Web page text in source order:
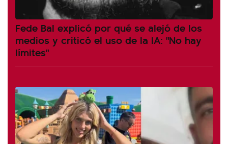
Fede Bal explicó por qué se alejó de los
medios y criticó el uso de la IA: "No hay
límites"